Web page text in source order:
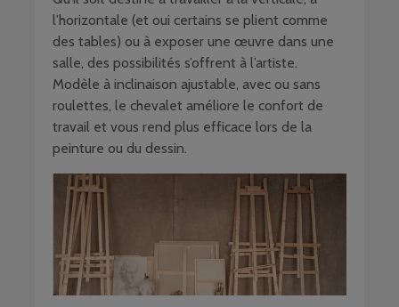
l’horizontale (et oui certains se plient comme
des tables) ou à exposer une œuvre dans une
salle, des possibilités s’offrent à l’artiste.
Modèle à inclinaison ajustable, avec ou sans
roulettes, le chevalet améliore le confort de
travail et vous rend plus efficace lors de la
peinture ou du dessin.